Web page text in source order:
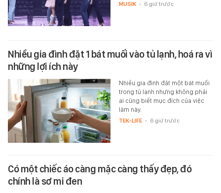
MUSIK - 6 giờ trước
Nhiều gia đình đặt 1 bát muối vào tủ lạnh, hoá ra vì
những lợi ích này
Nhiều gia đình đặt một bát muối
trong tủ lạnh nhưng không phải
ai cũng biết mục đích của việc
làm này.
TEK-LIFE - 6 giờ trước
Có một chiếc áo càng mặc càng thấy đẹp, đó
chính là sơ mi đen